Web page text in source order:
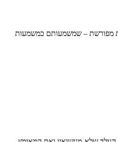
מפורשת – שמשמעותם כמשמעות